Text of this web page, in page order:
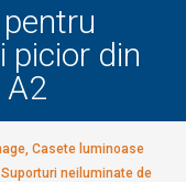
picior din
A2
Casete luminoase
Suporturi neiluminate de